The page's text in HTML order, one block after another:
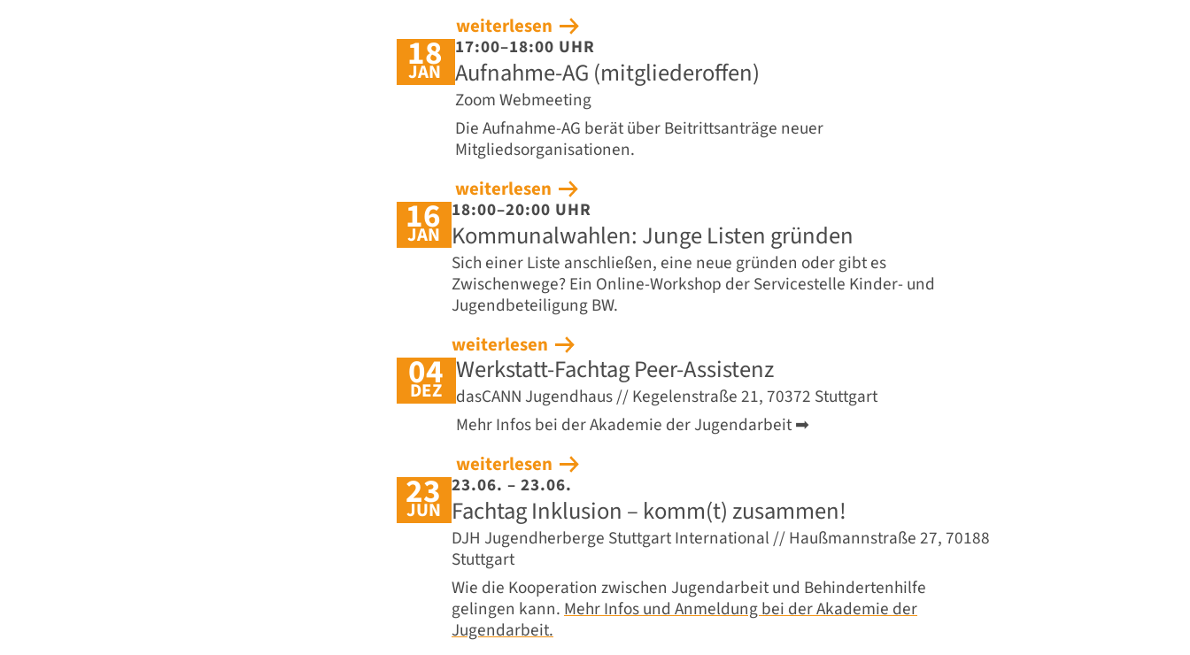
weiterlesen
18
JAN
17:00–18:00 UHR
Aufnahme-AG (mitgliederoffen)
Zoom Webmeeting
Die Aufnahme-AG berät über Beitrittsanträge neuer
Mitgliedsorganisationen.
weiterlesen
16
JAN
18:00–20:00 UHR
Kommunalwahlen: Junge Listen gründen
Sich einer Liste anschließen, eine neue gründen oder gibt es
Zwischenwege? Ein Online-Workshop der Servicestelle Kinder- und
Jugendbeteiligung BW.
weiterlesen
04
DEZ
Werkstatt-Fachtag Peer-Assistenz
dasCANN Jugendhaus // Kegelenstraße 21, 70372 Stuttgart
Mehr Infos bei der Akademie der Jugendarbeit ➡
weiterlesen
23
JUN
23.06. – 23.06.
Fachtag Inklusion – komm(t) zusammen!
DJH Jugendherberge Stuttgart International // Haußmannstraße 27, 70188
Stuttgart
Wie die Kooperation zwischen Jugendarbeit und Behindertenhilfe
gelingen kann.Mehr Infos und Anmeldung bei der Akademie der
Jugendarbeit.